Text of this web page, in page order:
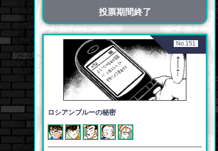
投票期間終了
No.151
ロシアンブルーの秘密